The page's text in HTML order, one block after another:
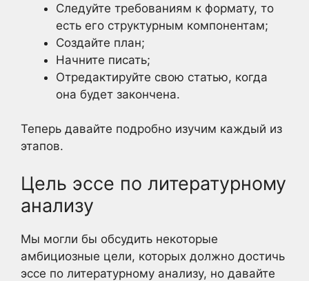
Следуйте требованиям к формату, то
есть его структурным компонентам;
Создайте план;
Начните писать;
Отредактируйте свою статью, когда
она будет закончена.
Теперь давайте подробно изучим каждый из
этапов.
Цель эссе по литературному
анализу
Мы могли бы обсудить некоторые
амбициозные цели, которых должно достичь
эссе по литературному анализу, но давайте